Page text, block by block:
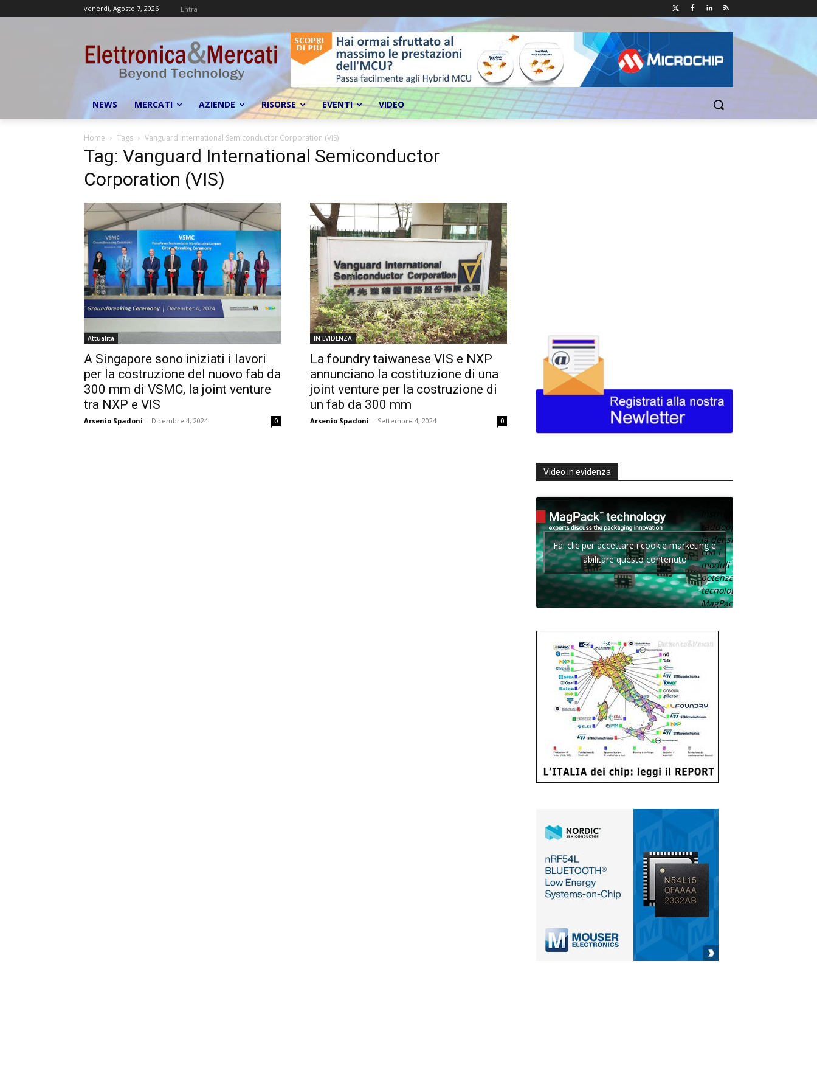
venerdì, Agosto 7, 2026 Entra
NEWS MERCATI AZIENDE RISORSE EVENTI VIDEO
Home Tags Vanguard International Semiconductor Corporation (VIS)
Tag: Vanguard International Semiconductor
Corporation (VIS)
Attualità
A Singapore sono iniziati i lavori
per la costruzione del nuovo fab da
300 mm di VSMC, la joint venture
tra NXP e VIS
Arsenio Spadoni - Dicembre 4, 2024 0
IN EVIDENZA
La foundry taiwanese VIS e NXP
annunciano la costituzione di una
joint venture per la costruzione di
un fab da 300 mm
Arsenio Spadoni - Settembre 4, 2024 0
Video in evidenza
Texas
raddoppia
la densità
con i
moduli di
potenza con
tecnologia
MagPack.
Fai clic per accettare i cookie marketing e
abilitare questo contenuto